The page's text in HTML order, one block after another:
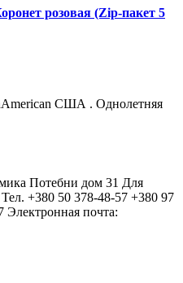
розовая (Zip-пакет 5
США . Однолетняя
Потебни дом 31 Для
+380 50 378-48-57 +380 97
Электронная почта: